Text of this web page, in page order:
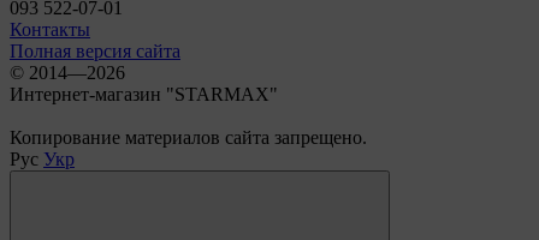
093 522-07-01
Контакты
Полная версия сайта
© 2014—2026
Интернет-магазин "STARMAX"
Копирование материалов сайта запрещено.
Рус Укр